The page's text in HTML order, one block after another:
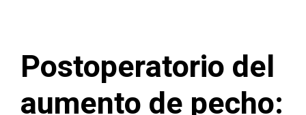
Postoperatorio del
aumento de pecho: